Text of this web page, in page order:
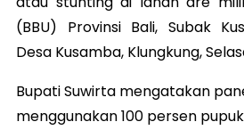
(BBU) Provinsi Bali, Subak
Desa Kusamba, Klungkung,
Bupati Suwirta mengatakan
menggunakan 100 persen